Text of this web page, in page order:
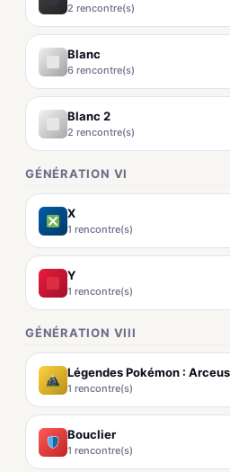
2 rencontre(s)
Blanc
6 rencontre(s)
Blanc 2
2 rencontre(s)
GÉNÉRATION VI
X
1 rencontre(s)
Y
1 rencontre(s)
GÉNÉRATION VIII
Légendes Pokémon : Arceus
1 rencontre(s)
Bouclier
1 rencontre(s)